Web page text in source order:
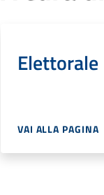
Elettorale
VAI ALLA PAGINA